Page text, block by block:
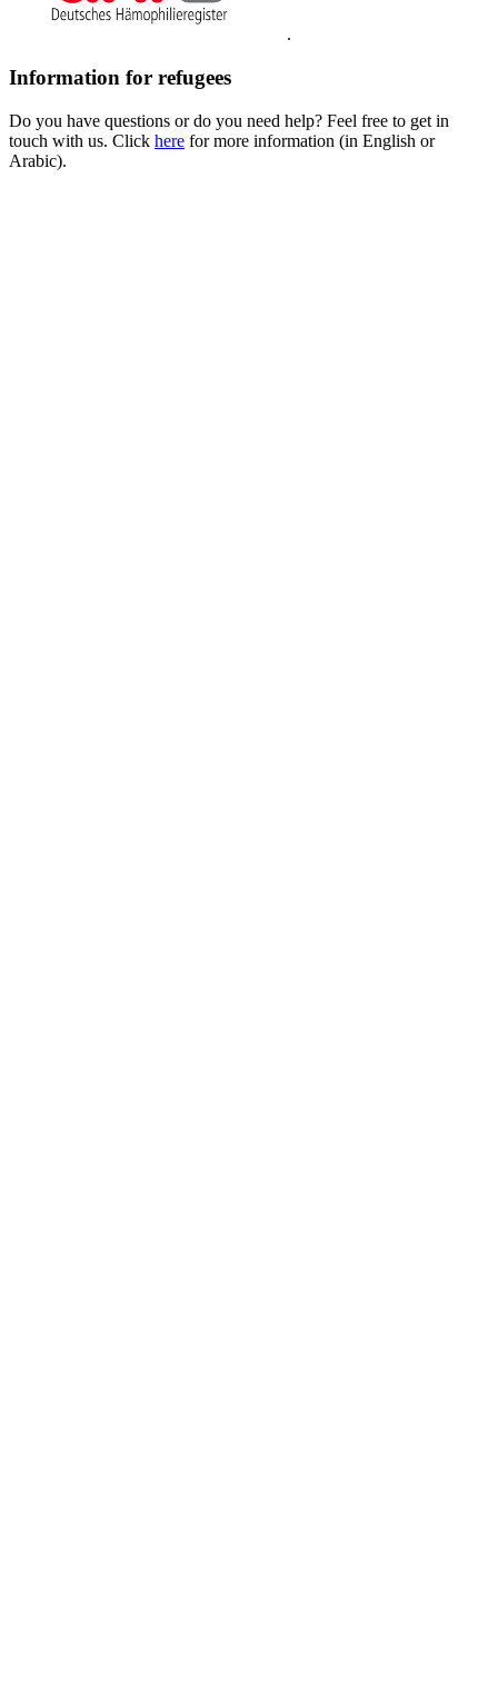
.
Information for refugees
Do you have questions or do you need help? Feel free to get in
touch with us. Click here for more information (in English or
Arabic).